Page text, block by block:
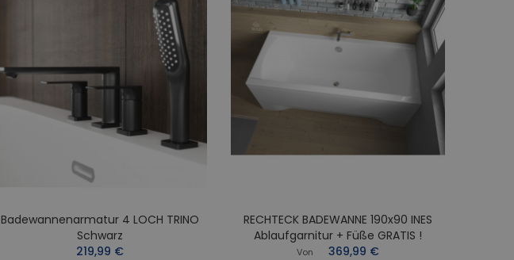
Badewannenarmatur 4 LOCH TRINO
Schwarz
219,99 €
RECHTECK BADEWANNE 190x90 INES
Ablaufgarnitur + Füße GRATIS !
Von 369,99 €